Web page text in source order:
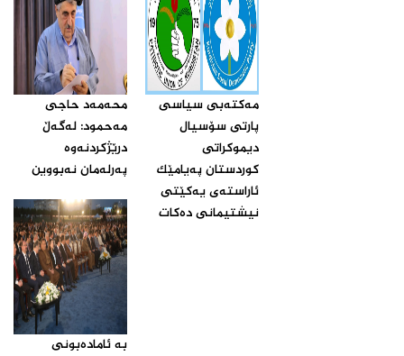
مه‌كته‌بی سیاسی
پارتی سۆسیال
دیموكراتی
كوردستان په‌یامێك
ئاراسته‌ی یه‌كێتی
نیشتیمانی ده‌كات‌
محه‌مه‌د حاجی
مه‌حمود: له‌گه‌ڵ
درێژكردنه‌وه‌
په‌رله‌مان نه‌بووین‌
بە ئامادەبونی